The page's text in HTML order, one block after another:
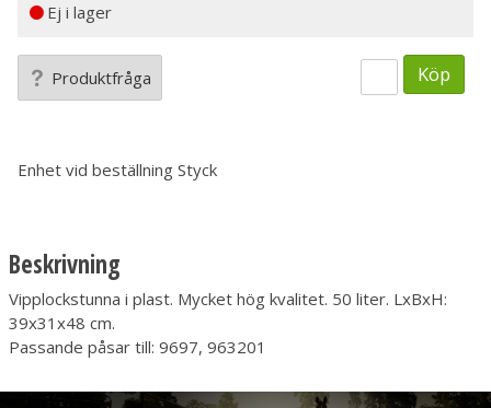
Ej i lager
Produktfråga Köp
Enhet vid beställning Styck
Beskrivning
Vipplockstunna i plast. Mycket hög kvalitet. 50 liter. LxBxH:
39x31x48 cm.
Passande påsar till: 9697, 963201